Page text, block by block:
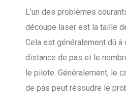
L’un des problèmes
découpe laser est la taille
Cela est généralement dû
distance de pas et le
le pilote. Généralement, le
de pas peut résoudre le